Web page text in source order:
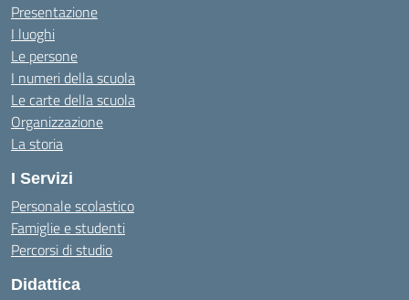
Presentazione
I luoghi
Le persone
I numeri della scuola
Le carte della scuola
Organizzazione
La storia
I Servizi
Personale scolastico
Famiglie e studenti
Percorsi di studio
Didattica